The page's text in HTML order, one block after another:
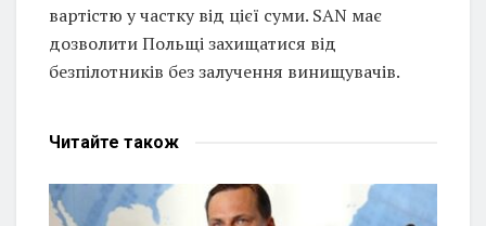
вартістю у частку від цієї суми. SAN має
дозволити Польщі захищатися від
безпілотників без залучення винищувачів.
Читайте також